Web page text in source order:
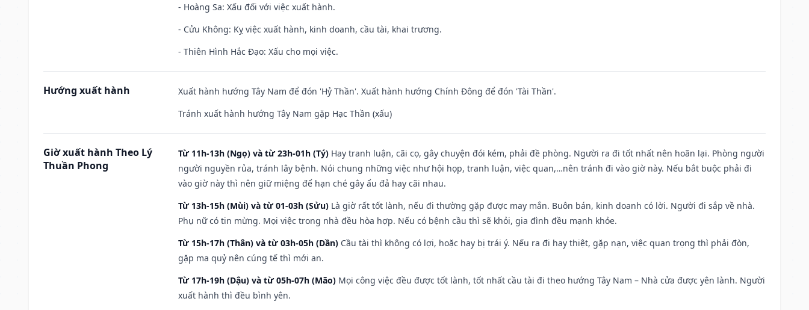
- Hoàng Sa: Xấu đối với việc xuất hành.
- Cửu Không: Kỵ việc xuất hành, kinh doanh, cầu tài, khai trương.
- Thiên Hình Hắc Đạo: Xấu cho mọi việc.
Hướng xuất hành
Xuất hành hướng Tây Nam để đón 'Hỷ Thần'. Xuất hành hướng Chính Đông để đón 'Tài Thần'.
Tránh xuất hành hướng Tây Nam gặp Hạc Thần (xấu)
Giờ xuất hành Theo Lý
Thuần Phong
Từ 11h-13h (Ngọ) và từ 23h-01h (Tý) Hay tranh luận, cãi cọ, gây chuyện đói kém, phải đề phòng. Người ra đi tốt nhất nên hoãn lại. Phòng người
người nguyền rủa, tránh lây bệnh. Nói chung những việc như hội họp, tranh luận, việc quan,…nên tránh đi vào giờ này. Nếu bắt buộc phải đi
vào giờ này thì nên giữ miệng để hạn ché gây ẩu đả hay cãi nhau.
Từ 13h-15h (Mùi) và từ 01-03h (Sửu) Là giờ rất tốt lành, nếu đi thường gặp được may mắn. Buôn bán, kinh doanh có lời. Người đi sắp về nhà.
Phụ nữ có tin mừng. Mọi việc trong nhà đều hòa hợp. Nếu có bệnh cầu thì sẽ khỏi, gia đình đều mạnh khỏe.
Từ 15h-17h (Thân) và từ 03h-05h (Dần) Cầu tài thì không có lợi, hoặc hay bị trái ý. Nếu ra đi hay thiệt, gặp nạn, việc quan trọng thì phải đòn,
gặp ma quỷ nên cúng tế thì mới an.
Từ 17h-19h (Dậu) và từ 05h-07h (Mão) Mọi công việc đều được tốt lành, tốt nhất cầu tài đi theo hướng Tây Nam – Nhà cửa được yên lành. Người
xuất hành thì đều bình yên.